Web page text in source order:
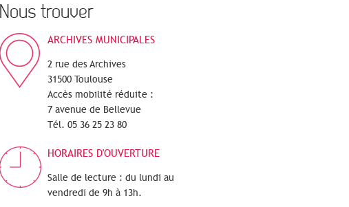
Nous trouver
ARCHIVES MUNICIPALES
2 rue des Archives
31500 Toulouse
Accès mobilité réduite :
7 avenue de Bellevue
Tél. 05 36 25 23 80
HORAIRES D'OUVERTURE
Salle de lecture : du lundi au
vendredi de 9h à 13h.